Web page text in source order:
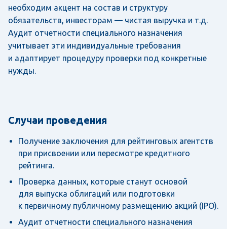
необходим акцент на состав и структуру
обязательств, инвесторам — чистая выручка и т.д.
Аудит отчетности специального назначения
учитывает эти индивидуальные требования
и адаптирует процедуру проверки под конкретные
нужды.
Случаи проведения
Получение заключения для рейтинговых агентств
при присвоении или пересмотре кредитного
рейтинга.
Проверка данных, которые станут основой
для выпуска облигаций или подготовки
к первичному публичному размещению акций (IPO).
Аудит отчетности специального назначения